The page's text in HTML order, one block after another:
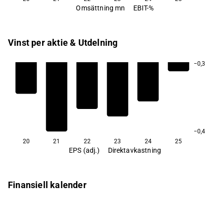
Omsättning mn EBIT-%
Vinst per aktie & Utdelning
−0,3
−0,4
20
21 22 23 24 25
EPS (adj.) Direktavkastning
Finansiell kalender